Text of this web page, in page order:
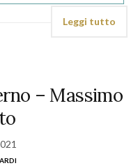
Leggi tutto
– Massimo